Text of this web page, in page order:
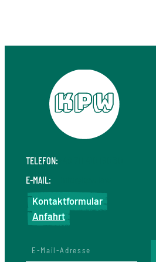
TELEFON:
E-MAIL:
Kontaktformular
Anfahrt